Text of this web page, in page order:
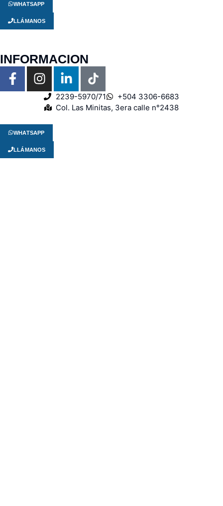
WHATSAPP
LLÁMANOS
INFORMACION
2239-5970/71
+504 3306-6683
Col. Las Minitas, 3era calle n°2438
WHATSAPP
LLÁMANOS